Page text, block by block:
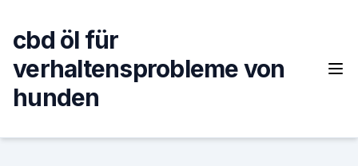
content
cbd öl für
verhaltensprobleme von
hunden